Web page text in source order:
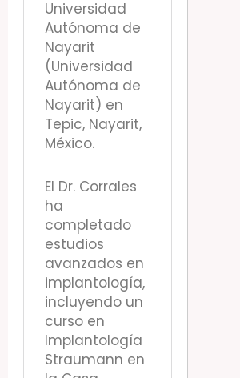
Universidad
Autónoma de
Nayarit
(Universidad
Autónoma de
Nayarit) en
Tepic, Nayarit,
México.
El Dr. Corrales
ha
completado
estudios
avanzados en
implantología,
incluyendo un
curso en
Implantología
Straumann en